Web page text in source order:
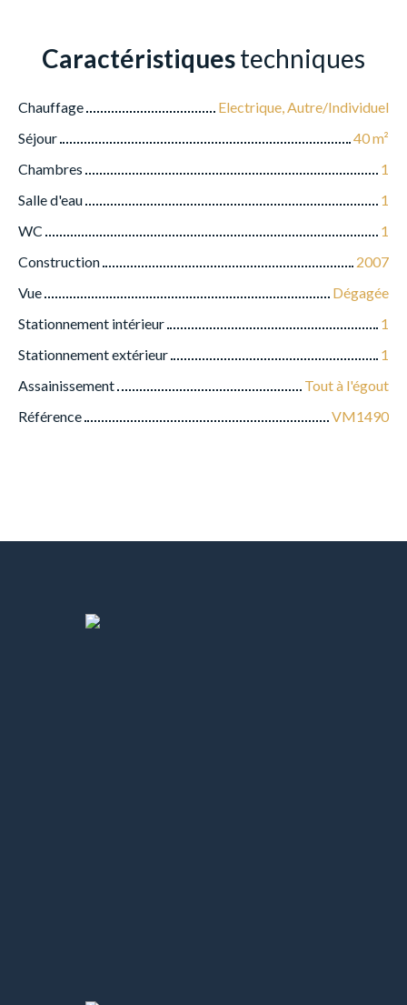
Caractéristiquestechniques
Chauffage
Electrique, Autre/Individuel
Séjour
40m²
Chambres
1
Salle d'eau
1
WC
1
Construction
2007
Vue
Dégagée
Stationnement intérieur
1
Stationnement extérieur
1
Assainissement
Tout à l'égout
Référence
VM1490